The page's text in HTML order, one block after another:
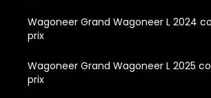
Wagoneer Grand Wagoneer L 2024
prix
Wagoneer Grand Wagoneer L 2025
prix